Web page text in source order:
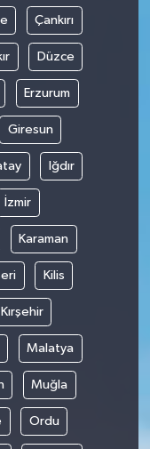
Çankırı
Düzce
Erzurum
Giresun
Iğdır
İzmir
Karaman
Kilis
Kırşehir
Malatya
Muğla
Ordu